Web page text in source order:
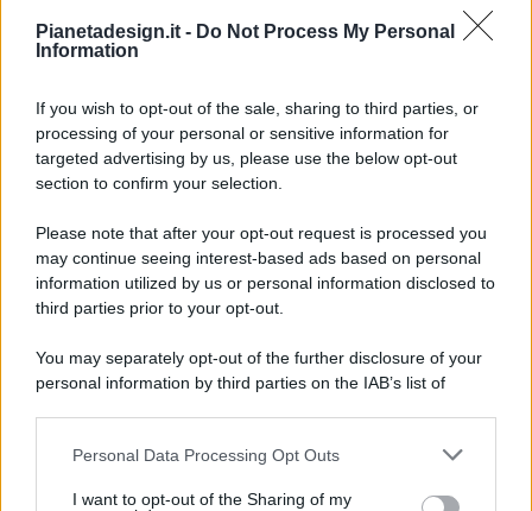
Pianetadesign.it - Do Not Process My Personal
Information
If you wish to opt-out of the sale, sharing to third parties, or
processing of your personal or sensitive information for
targeted advertising by us, please use the below opt-out
section to confirm your selection.
Please note that after your opt-out request is processed you
may continue seeing interest-based ads based on personal
information utilized by us or personal information disclosed to
third parties prior to your opt-out.
You may separately opt-out of the further disclosure of your
personal information by third parties on the IAB’s list of
This information may also be disclosed by us to third parties
Personal Data Processing Opt Outs
I want to opt-out of the Sharing of my
© 2026 - Pianeta Design - P.IVA 04827280654 - Testata
Registrata Al Tribunale Di Nocera Inferiore N. 8/2020 - RG N.
ISCRIZIONE AL ROC N. 35792 – ISCRITTA ALL’ANSO
(ASSOCIAZIONE NAZIONALE STAMPA ONLINE)
PREFERENZE PRIVACY